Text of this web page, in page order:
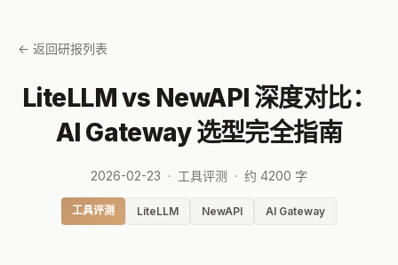
← 返回研报列表
LiteLLM vs NewAPI 深度对比：
AI Gateway 选型完全指南
2026-02-23 · 工具评测 · 约 4200 字
工具评测 LiteLLM NewAPI AI Gateway